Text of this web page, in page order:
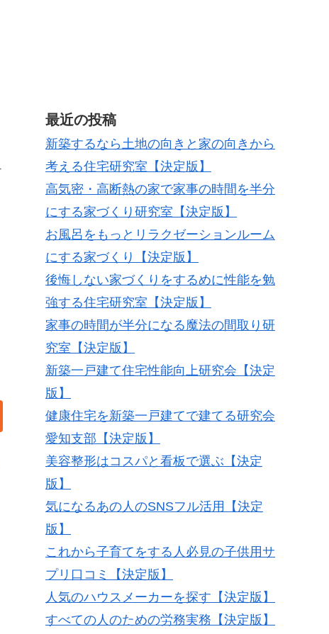
最近の投稿
新築するなら土地の向きと家の向きから
考える住宅研究室【決定版】
高気密・高断熱の家で家事の時間を半分
にする家づくり研究室【決定版】
お風呂をもっとリラクゼーションルーム
にする家づくり【決定版】
後悔しない家づくりをするめに性能を勉
強する住宅研究室【決定版】
家事の時間が半分になる魔法の間取り研
究室【決定版】
新築一戸建て住宅性能向上研究会【決定
版】
健康住宅を新築一戸建てで建てる研究会
愛知支部【決定版】
美容整形はコスパと看板で選ぶ【決定
版】
気になるあの人のSNSフル活用【決定
版】
これから子育てをする人必見の子供用サ
プリ口コミ【決定版】
人気のハウスメーカーを探す【決定版】
すべての人のための労務実務【決定版】